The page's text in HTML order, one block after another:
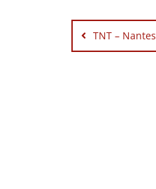
de
l’article
TNT – Nantes